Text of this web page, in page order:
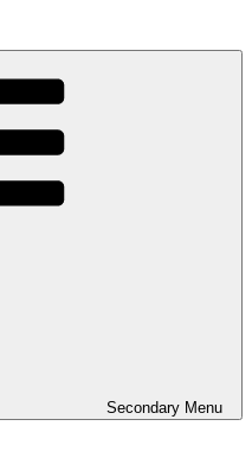
Secondary Menu